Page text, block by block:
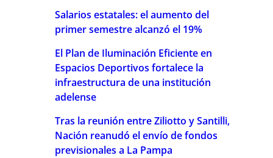
Salarios estatales: el aumento del
primer semestre alcanzó el 19%
El Plan de Iluminación Eficiente en
Espacios Deportivos fortalece la
infraestructura de una institución
adelense
Tras la reunión entre Ziliotto y Santilli,
Nación reanudó el envío de fondos
previsionales a La Pampa